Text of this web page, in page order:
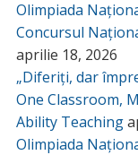
Olimpiada
Concursul
aprilie 18, 2026
„Diferiți, dar
One Classroom,
Ability Teaching
Olimpiada